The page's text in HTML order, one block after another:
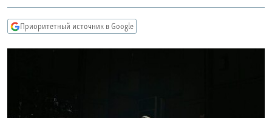
Вернутся
КАВКАЗ.РЕАЛИИ
РАСПИСАНИЕ ВЕЩАНИЯ
Приоритетный источник в Google